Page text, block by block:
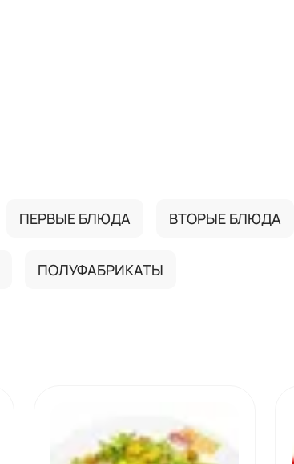
ПЕРВЫЕ БЛЮДА ВТОРЫЕ БЛЮДА
ПОЛУФАБРИКАТЫ